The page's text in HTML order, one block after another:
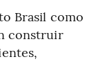
Brasil como
construir